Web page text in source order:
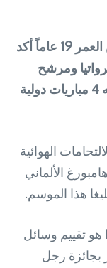
لوكا فوسكوفيتش العملاق الذي يبلغ من العمر 19 عاماً أكد
ومرشح
بقوة للظهور في كأس العالم رغم خوضه 4 مباريات دولية
في الالتحامات الهوائية
الألماني
تقييم وسائل
بجائزة رجل